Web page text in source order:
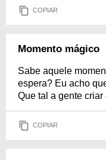
COPIAR
Momento mágico
Sabe aquele
espera? Eu acho
Que tal a gente
COPIAR